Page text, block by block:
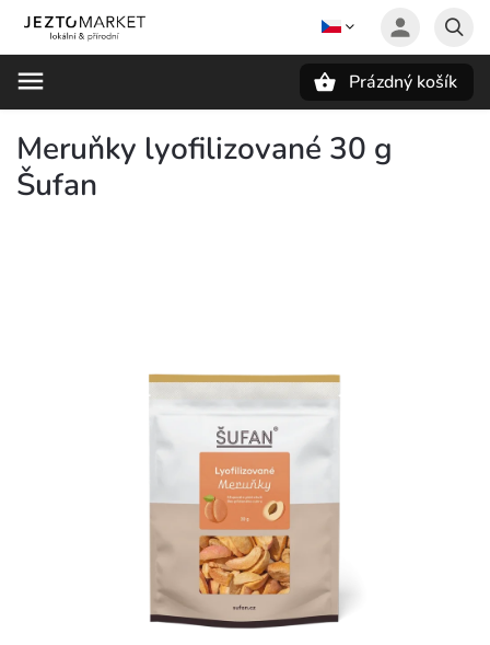
Prázdný košík
Meruňky lyofilizované 30 g
Šufan